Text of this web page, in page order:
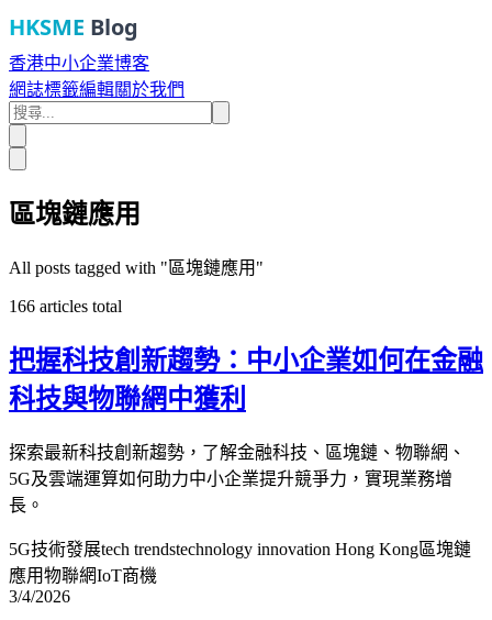
HKSME Blog
香港中小企業博客
網誌標籤編輯關於我們
區塊鏈應用
All posts tagged with "區塊鏈應用 "
166 articles total
把握科技創新趨勢：中小企業如何在金融
科技與物聯網中獲利
探索最新科技創新趨勢，了解金融科技、區塊鏈、物聯網、
5G及雲端運算如何助力中小企業提升競爭力，實現業務增
長。
5G技術發展tech trendstechnology innovation Hong Kong區塊鏈
應用物聯網IoT商機
3/4/2026